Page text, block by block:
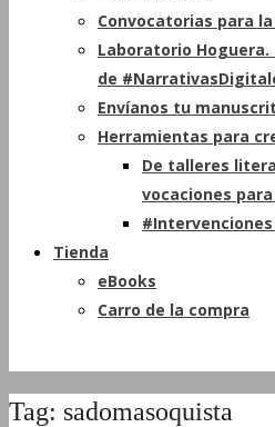
Convocatorias para
Laboratorio
de
Envíanos tu
Herramientas para
De talleres
vocaciones
Tienda
eBooks
Carro de la compra
Tag: sadomasoquista